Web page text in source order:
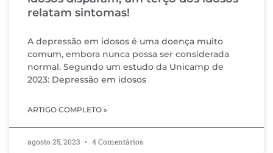
relatam sintomas!
A depressão em idosos é uma doença muito
comum, embora nunca possa ser considerada
normal. Segundo um estudo da Unicamp de
2023: Depressão em idosos
ARTIGO COMPLETO »
agosto 25, 2023 4 Comentários